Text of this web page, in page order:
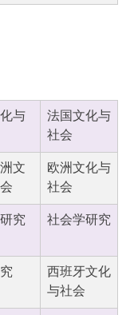
与
法国文化与
社会
文
欧洲文化与
社会
究 社会学研究
西班牙文化
与社会